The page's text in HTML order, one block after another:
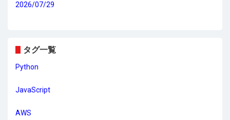
2026/07/29
タグ一覧
Python
JavaScript
AWS